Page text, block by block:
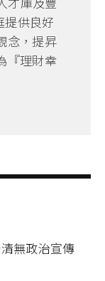
提供良好
念，提昇
『理財幸
無政治宣傳